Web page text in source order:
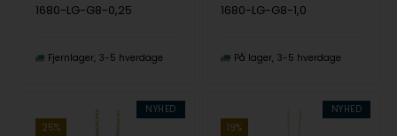
1680-LG-G8-0,25
Fjernlager 3-5 hverdage
1680-LG-G8-1,0
På lager 3-5 hverdage
NYHED
25%
NYHED
19%